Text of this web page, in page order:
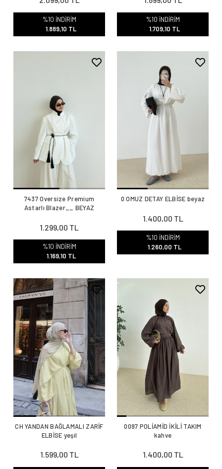
%10 İNDİRİM
1.889,10 TL
%10 İNDİRİM
1.709,10 TL
7437 Oversize Premium
Astarlı Blazer__ BEYAZ
1.299,00 TL
%10 İNDİRİM
1.169,10 TL
0 OMUZ DETAY ELBİSE beyaz
1.400,00 TL
%10 İNDİRİM
1.260,00 TL
CH YANDAN BAĞLAMALI ZARİF
ELBİSE yeşil
1.599,00 TL
0097 POLİAMİD İKİLİ TAKIM
kahve
1.400,00 TL